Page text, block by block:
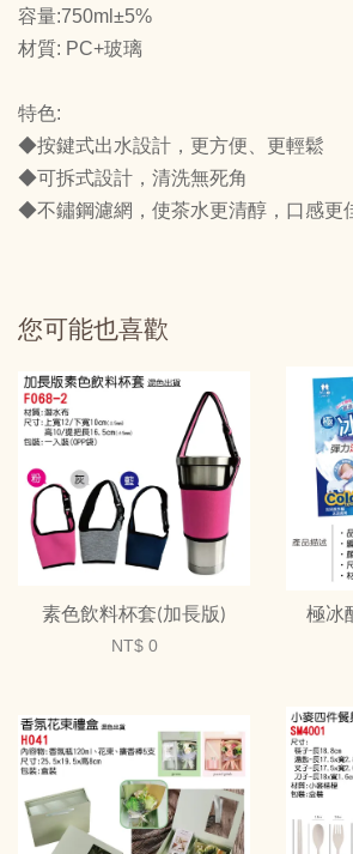
容量:750ml±5%
材質: PC+玻璃
特色:
◆按鍵式出水設計，更方便、更輕鬆
◆可拆式設計，清洗無死角
◆不鏽鋼濾網，使茶水更清醇，口感更
您可能也喜歡
素色飲料杯套(加長版)
NT$ 0
極冰